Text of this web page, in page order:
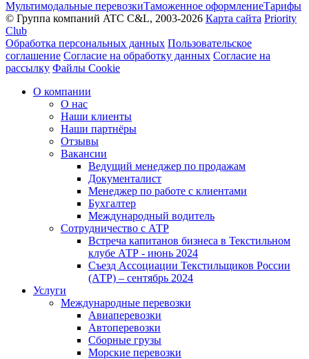
Мультимодальные перевозкиТаможенное оформлениеТарифы
© Группа компаний ATC C&L, 2003-2026 Карта сайта Priority
Club
Обработка персональных данных Пользовательское
соглашение Согласие на обработку данных Согласие на
рассылку Файлы Cookie
О компании
О нас
Наши клиенты
Наши партнёры
Отзывы
Вакансии
Ведущий менеджер по продажам
Документалист
Менеджер по работе с клиентами
Бухгалтер
Международный водитель
Сотрудничество с АТР
Встреча капитанов бизнеса в Текстильном
клубе АТР - июнь 2024
Съезд Ассоциации Текстильщиков России
(АТР) – сентябрь 2024
Услуги
Международные перевозки
Авиаперевозки
Автоперевозки
Сборные грузы
Морские перевозки